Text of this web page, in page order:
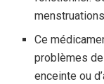
Ce
problèmes
enceinte ou